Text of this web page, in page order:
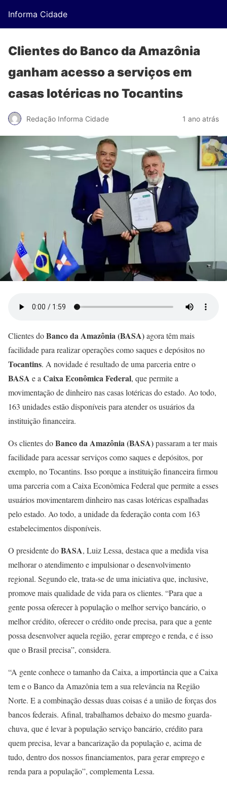
Informa Cidade
Clientes do Banco da Amazônia
ganham acesso a serviços em
casas lotéricas no Tocantins
Redação Informa Cidade 1 ano atrás
Clientes doBanco da Amazônia (BASA)agora têm mais
facilidade para realizar operações como saques e depósitos no
Tocantins. A novidade é resultado de uma parceria entre o
BASA e a Caixa Econômica Federal, que permite a
movimentação de dinheiro nas casas lotéricas do estado. Ao todo,
163 unidades estão disponíveis para atender os usuários da
instituição financeira.
Os clientes doBanco da Amazônia (BASA)passaram a ter mais
facilidade para acessar serviços como saques e depósitos, por
exemplo, no Tocantins. Isso porque a instituição financeira firmou
uma parceria com a Caixa Econômica Federal que permite a esses
usuários movimentarem dinheiro nas casas lotéricas espalhadas
pelo estado. Ao todo, a unidade da federação conta com 163
estabelecimentos disponíveis.
O presidente doBASA, Luiz Lessa, destaca que a medida visa
melhorar o atendimento e impulsionar o desenvolvimento
regional. Segundo ele, trata-se de uma iniciativa que, inclusive,
promove mais qualidade de vida para os clientes. “Para que a
gente possa oferecer à população o melhor serviço bancário, o
melhor crédito, oferecer o crédito onde precisa, para que a gente
possa desenvolver aquela região, gerar emprego e renda, e é isso
que o Brasil precisa”, considera.
“A gente conhece o tamanho da Caixa, a importância que a Caixa
tem e o Banco da Amazônia tem a sua relevância na Região
Norte. E a combinação dessas duas coisas é a união de forças dos
bancos federais. Afinal, trabalhamos debaixo do mesmo guarda-
chuva, que é levar à população serviço bancário, crédito para
quem precisa, levar a bancarização da população e, acima de
tudo, dentro dos nossos financiamentos, para gerar emprego e
renda para a população”, complementa Lessa.